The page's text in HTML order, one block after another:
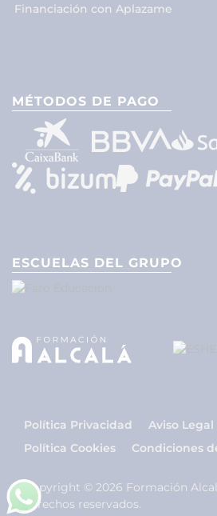
Financiación con Aplazame
MÉTODOS DE PAGO
ESCUELAS DEL GRUPO
Política Privacidad
Aviso Legal
Política Cookies
Condiciones
Copyright © 2026 Formación
derechos reservados.